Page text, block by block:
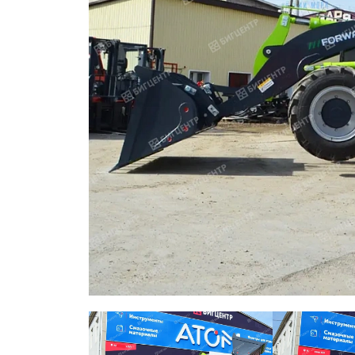
ОБОРУДОВАНИЕ
ЭЛЕКТРОСТАНЦИИ
ШИНЫ
ДВИГАТЕЛИ
КПП
КАБИНЫ
ЗАПЧАСТИ
ФИЛЬТРЫ
ГСМ